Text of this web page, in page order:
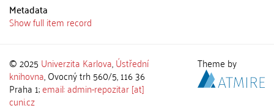
Metadata
Show full item record
© 2025 Univerzita Karlova,Ústřední
knihovna, Ovocný trh 560/5, 116 36
Praha 1;email: admin-repozitar [at]
cuni.cz
Theme by